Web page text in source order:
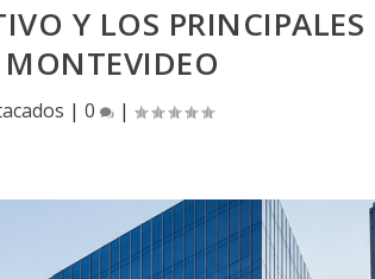
Y LOS PRINCIPALES
| 0 |